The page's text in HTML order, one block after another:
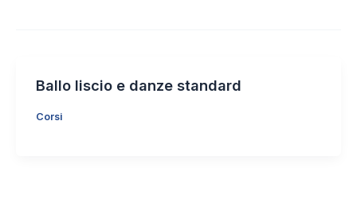
Ballo liscio e danze standard
Corsi